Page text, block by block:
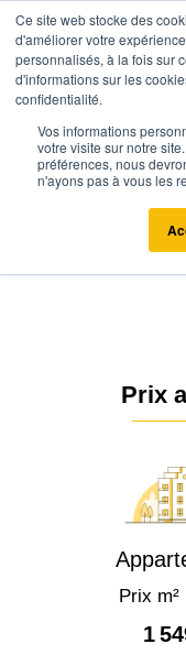
Ce site web stocke des
d'améliorer votre
personnalisés, à la fois sur
d'informations sur les
confidentialité.
Vos informations
votre visite sur notre
préférences, nous
n'ayons pas à vous les
Agence.immo
Estimation
Prix
Prix m²
1